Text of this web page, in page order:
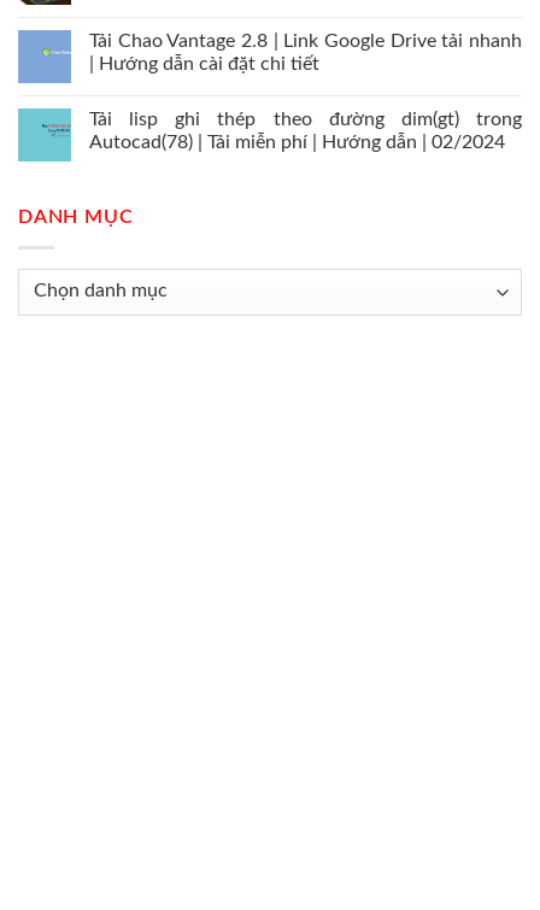
Tải Chao Vantage 2.8 | Link Google Drive tải nhanh
| Hướng dẫn cài đặt chi tiết
Tải lisp ghi thép theo đường dim(gt) trong
Autocad(78) | Tải miễn phí | Hướng dẫn | 02/2024
DANH MỤC
Danh